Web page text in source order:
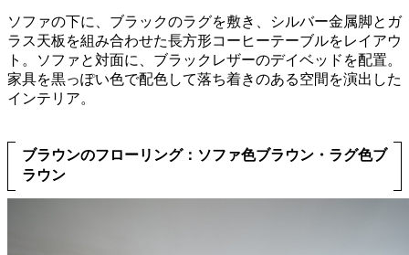
ソファの下に、ブラックのラグを敷き、シルバー金属脚とガ
ラス天板を組み合わせた長方形コーヒーテーブルをレイアウ
ト。ソファと対面に、ブラックレザーのデイベッドを配置。
家具を黒っぽい色で配色して落ち着きのある空間を演出した
インテリア。
ブラウンのフローリング：ソファ色ブラウン・ラグ色ブ
ラウン